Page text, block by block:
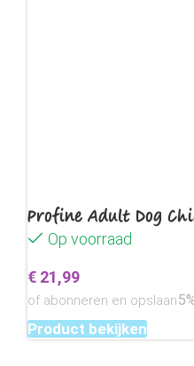
Profine Adult Dog
Op voorraad
€ 21,99
of abonneren en opslaan
Product bekijken